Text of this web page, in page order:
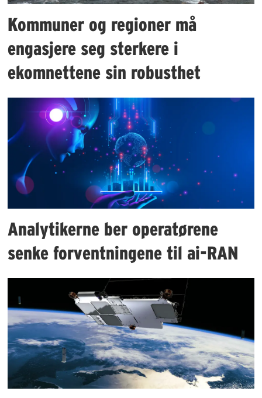
Kommuner og regioner må
engasjere seg sterkere i
ekomnettene sin robusthet
Analytikerne ber operatørene
senke forventningene til ai-RAN